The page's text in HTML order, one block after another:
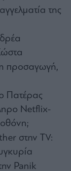
της
προσαγωγή,
Πατέρας
Netflix-
οθόνη;
στην TV:
Panik